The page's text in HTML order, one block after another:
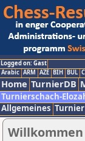
Logged on: Gast
Arabic ARM AZE BIH BUL
Home TurnierDB
Turnierschach-
Allgemeines
Willkommen